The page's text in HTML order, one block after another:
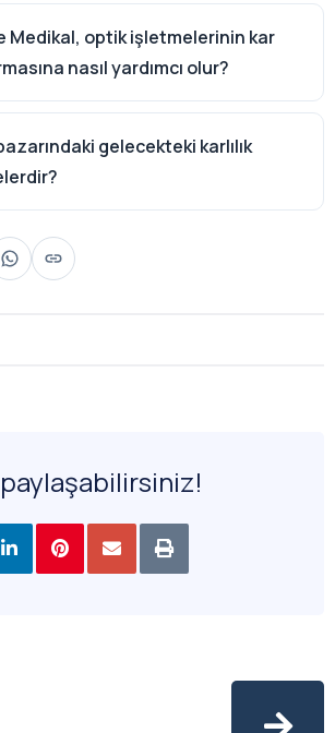
Medikal, optik işletmelerinin kar
nasıl yardımcı olur?
gelecekteki karlılık
paylaşabilirsiniz!